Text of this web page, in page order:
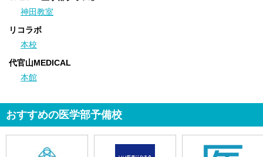
2020/02/03
2020/01/31
2020/01/29
無料体験授業キャンペーン 好評実施中！
無料体験授業キャンペーン 好評実施中！
無料教育相談受付中
2019/12/31
神田教室
リコラボ
本校
代官山MEDICAL
本館
おすすめの医学部予備校